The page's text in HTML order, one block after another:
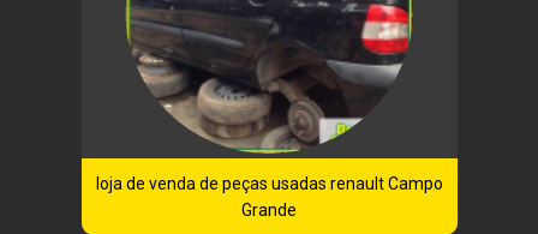
loja de venda de peças usadas renault Campo
Grande